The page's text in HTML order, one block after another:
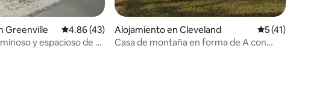
Greenville Calificación promedio: 4.86 de 5, 43 reseñas
4.86 (43)
y espacioso de 1
Alojamiento en Cleveland Calificación
5 (41)
Casa de montaña en forma de A con